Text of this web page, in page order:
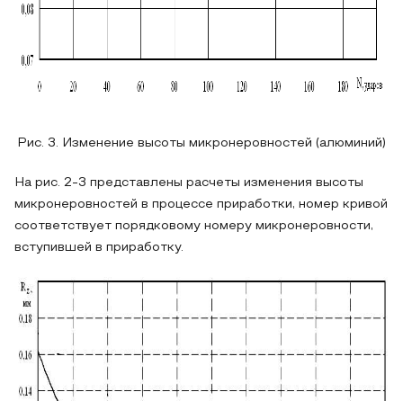
Рис. 3. Изменение высоты микронеровностей (алюминий)
На рис. 2-3 представлены расчеты изменения высоты
микронеровностей в процессе приработки, номер кривой
соответствует порядковому номеру микронеровности,
вступившей в приработку.